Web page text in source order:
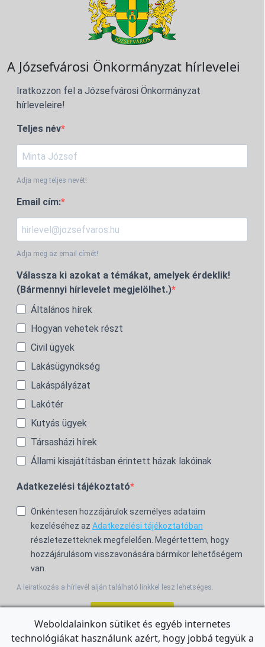
A Józsefvárosi Önkormányzat hírlevelei
Iratkozzon fel a Józsefvárosi Önkormányzat
hírleveleire!
Teljes név
Adja meg teljes nevét!
Email cím:
Adja meg az email címét!
Válassza ki azokat a témákat, amelyek érdeklik!
(Bármennyi hírlevelet megjelölhet.)
Általános hírek
Hogyan vehetek részt
Civil ügyek
Lakásügynökség
Lakáspályázat
Lakótér
Kutyás ügyek
Társasházi hírek
Állami kisajátításban érintett házak lakóinak
Adatkezelési tájékoztató
Önkéntesen hozzájárulok személyes adataim
kezeléséhez az Adatkezelési tájékoztatóban
részletezetteknek megfelelően. Megértettem, hogy
hozzájárulásom visszavonására bármikor lehetőségem
van.
A leiratkozás a hírlevél alján található linkkel lesz lehetséges.
Weboldalainkon sütiket és egyéb internetes
technológiákat használunk azért, hogy jobbá tegyük a